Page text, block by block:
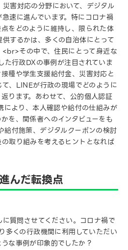
害対応の分野において、デジタル
速に進んでいます。特にコロナ禍
をどのように維持し、限られた体
するかは、多くの自治体にとって
その中で、住民にとって身近な
た行政DXの事例が注目されていま
種や学生支援給付金、災害対応と
、LINEが行政の現場でどのように
ります。あわせて、公的個人認証
により、本人確認や給付の仕組みが
を、関係者へのインタビューをも
給付施策、デジタルクーポンの検討
取り組みを考えるヒントとなれば
んだ転換点
に質問させてください。コロナ禍で
多くの行政機関に利用していただい
な事例が印象的でしたか？